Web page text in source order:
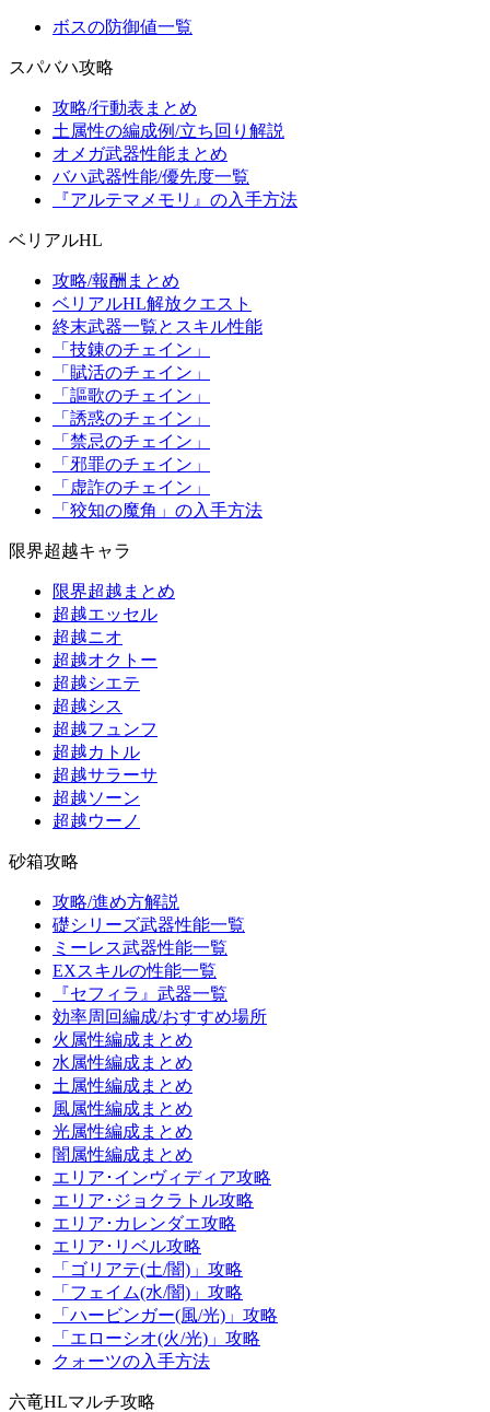
ボスの防御値一覧
スパバハ攻略
攻略/行動表まとめ
土属性の編成例/立ち回り解説
オメガ武器性能まとめ
バハ武器性能/優先度一覧
『アルテマメモリ』の入手方法
ベリアルHL
攻略/報酬まとめ
ベリアルHL解放クエスト
終末武器一覧とスキル性能
「技錬のチェイン」
「賦活のチェイン」
「謳歌のチェイン」
「誘惑のチェイン」
「禁忌のチェイン」
「邪罪のチェイン」
「虚詐のチェイン」
「狡知の魔角」の入手方法
限界超越キャラ
限界超越まとめ
超越エッセル
超越ニオ
超越オクトー
超越シエテ
超越シス
超越フュンフ
超越カトル
超越サラーサ
超越ソーン
超越ウーノ
砂箱攻略
攻略/進め方解説
礎シリーズ武器性能一覧
ミーレス武器性能一覧
EXスキルの性能一覧
『セフィラ』武器一覧
効率周回編成/おすすめ場所
火属性編成まとめ
水属性編成まとめ
土属性編成まとめ
風属性編成まとめ
光属性編成まとめ
闇属性編成まとめ
エリア･インヴィディア攻略
エリア･ジョクラトル攻略
エリア･カレンダエ攻略
エリア･リベル攻略
「ゴリアテ(土/闇)」攻略
「フェイム(水/闇)」攻略
「ハービンガー(風/光)」攻略
「エローシオ(火/光)」攻略
クォーツの入手方法
六竜HLマルチ攻略